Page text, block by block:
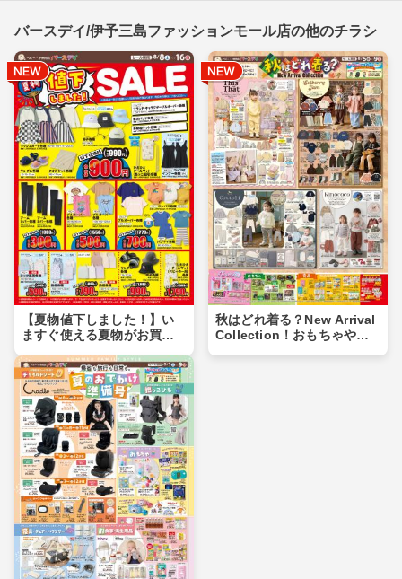
バースデイ/伊予三島ファッションモール店の他のチラシ
【夏物値下しました！】い
ますぐ使える夏物がお買い
チャンス！
秋はどれ着る？New Arrival
Collection！おもちゃや食